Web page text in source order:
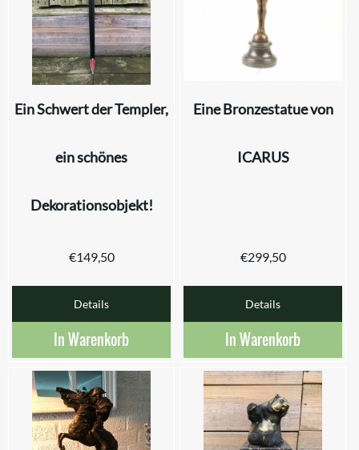
Ein Schwert der Templer,
ein schönes
Dekorationsobjekt!
€149,50
Details
In Warenkorb
Eine Bronzestatue von
ICARUS
€299,50
Details
In Warenkorb